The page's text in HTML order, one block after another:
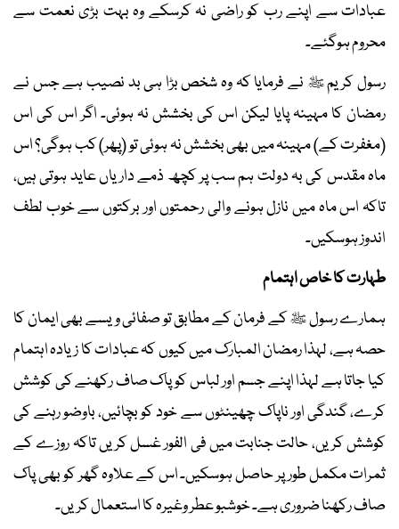
عبادات سے اپنے رب کو راضی نہ کرسکے وہ بہت بڑی نعمت سے
محروم ہوگئے۔
رسول کریم ﷺ نے فرمایا کہ وہ شخص بڑا ہی بد نصیب ہے جس نے
رمضان کا مہینہ پایا لیکن اس کی بخشش نہ ہوئی۔ اگر اس کی اس
(مغفرت کے) مہینہ میں بھی بخشش نہ ہوئی تو (پھر) کب ہوگی؟ اس
ماہ مقدس کی بہ دولت ہم سب پر کچھ ذمے داریاں عاید ہوتی ہیں،
تاکہ اس ماہ میں نازل ہونے والی رحمتوں اور برکتوں سے خوب لطف
اندوز ہوسکیں۔
طہارت کا خاص اہتمام
ہمارے رسول ﷺ کے فرمان کے مطابق تو صفائی ویسے بھی ایمان کا
حصہ ہے، لہذا رمضان المبارک میں کیوں کہ عبادات کا زیادہ اہتمام
کیا جاتا ہے لہذا اپنے جسم اور لباس کو پاک صاف رکھنے کی کوشش
کرے، گندگی اور ناپاک چھینٹوں سے خود کو بچائیں، باوضو رہنے کی
کوشش کریں، حالت جنابت میں فی الفور غسل کریں تاکہ روزے کے
ثمرات مکمل طور پر حاصل ہوسکیں۔ اس کے علاوہ گھر کو بھی پاک
صاف رکھنا ضروری ہے۔ خوشبو عطر وغیرہ کا استعمال کریں۔